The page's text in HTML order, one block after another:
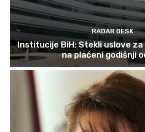
RADAR DESK
Institucije BiH: Stekli uslove
na plaćeni godišnji